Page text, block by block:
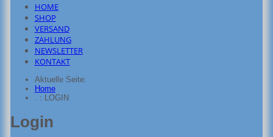
HOME
SHOP
VERSAND
ZAHLUNG
NEWSLETTER
KONTAKT
Aktuelle Seite:
Home
. : LOGIN
Login